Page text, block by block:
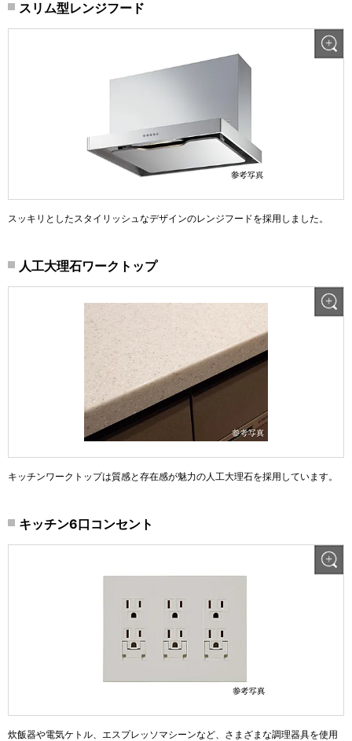
スリム型レンジフード
スッキリとしたスタイリッシュなデザインのレンジフードを採用しました。
人工大理石ワークトップ
キッチンワークトップは質感と存在感が魅力の人工大理石を採用しています。
キッチン6口コンセント
炊飯器や電気ケトル、エスプレッソマシーンなど、さまざまな調理器具を使用